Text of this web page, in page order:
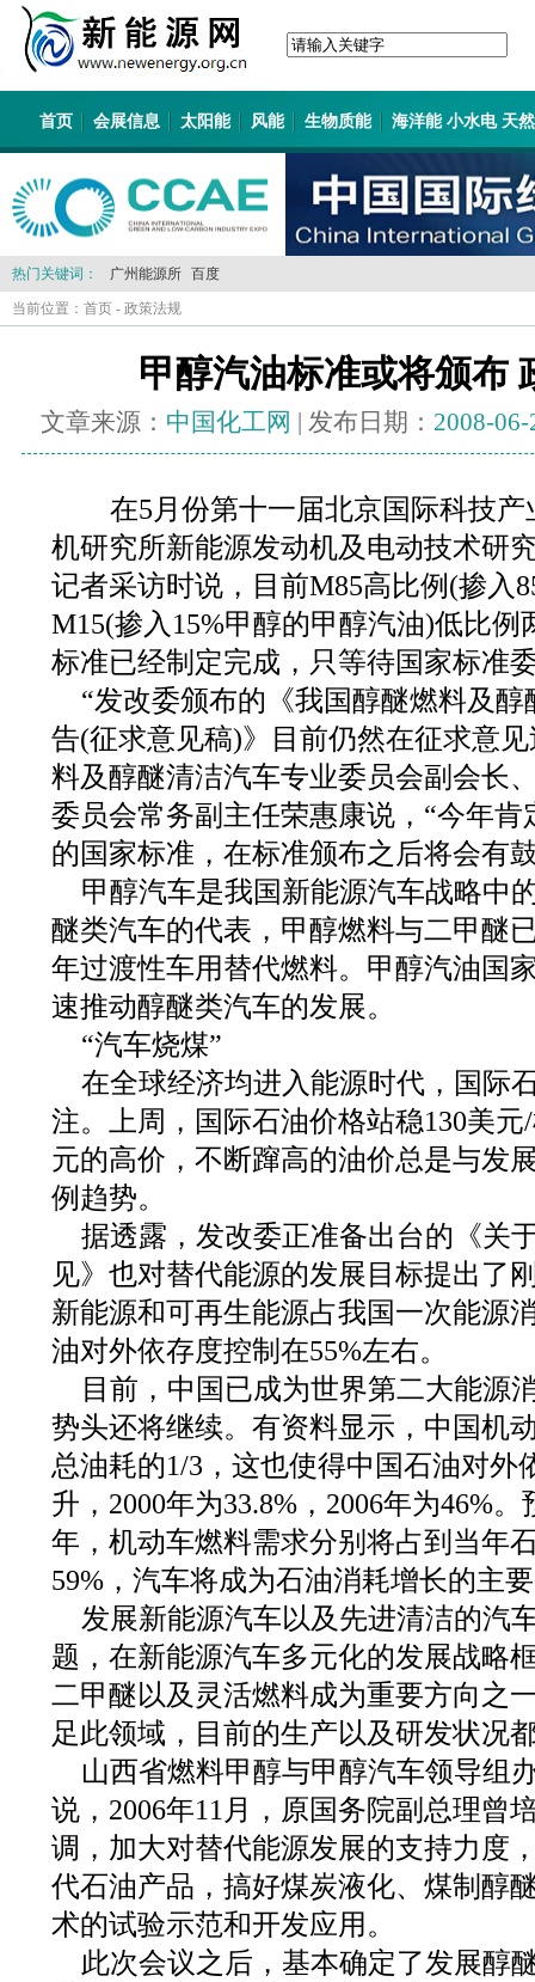
首页 会展信息 太阳能 风能 生物质能 海洋能 小水电 天
热门关键词： 广州能源所 百度
当前位置： 首页 - 政策法规
甲醇汽油标准或将颁布
文章来源： 中国化工网 | 发布日期： 2008-06-
在5月份第十一届北京国际科技产
机研究所新能源发动机及电动技术研
记者采访时说，目前M85高比例(掺入
M15(掺入15%甲醇的甲醇汽油)低比
标准已经制定完成，只等待国家标准
“发改委颁布的《我国醇醚燃料及
告(征求意见稿)》目前仍然在征求意
料及醇醚清洁汽车专业委员会副会长
委员会常务副主任荣惠康说，“今年
的国家标准，在标准颁布之后将会有
甲醇汽车是我国新能源汽车战略中
醚类汽车的代表，甲醇燃料与二甲醚
年过渡性车用替代燃料。甲醇汽油国
速推动醇醚类汽车的发展。
“汽车烧煤”
在全球经济均进入能源时代，国际
注。上周，国际石油价格站稳130美
元的高价，不断蹿高的油价总是与发
例趋势。
据透露，发改委正准备出台的《关
见》也对替代能源的发展目标提出了
新能源和可再生能源占我国一次能源
油对外依存度控制在55%左右。
目前，中国已成为世界第二大能源
势头还将继续。有资料显示，中国机
总油耗的1/3，这也使得中国石油对外
升，2000年为33.8%，2006年为46%。
年，机动车燃料需求分别将占到当年
59%，汽车将成为石油消耗增长的主
发展新能源汽车以及先进清洁的汽
题，在新能源汽车多元化的发展战略
二甲醚以及灵活燃料成为重要方向之
足此领域，目前的生产以及研发状况
山西省燃料甲醇与甲醇汽车领导组
说，2006年11月，原国务院副总理曾
调，加大对替代能源发展的支持力度
代石油产品，搞好煤炭液化、煤制醇
术的试验示范和开发应用。
此次会议之后，基本确定了发展醇